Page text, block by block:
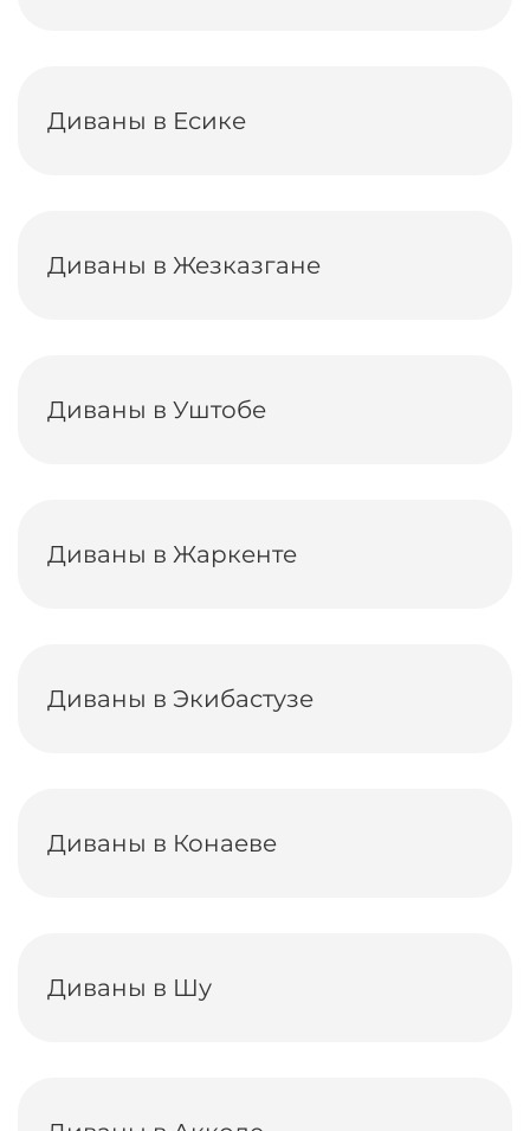
Диваны в Есике
Диваны в Жезказгане
Диваны в Уштобе
Диваны в Жаркенте
Диваны в Экибастузе
Диваны в Конаеве
Диваны в Шу